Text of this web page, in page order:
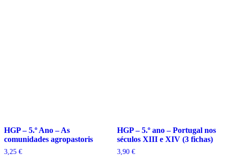
HGP – 5.º Ano – As
comunidades agropastoris
3,25 €
HGP – 5.º ano – Portugal nos
séculos XIII e XIV (3 fichas)
3,90 €